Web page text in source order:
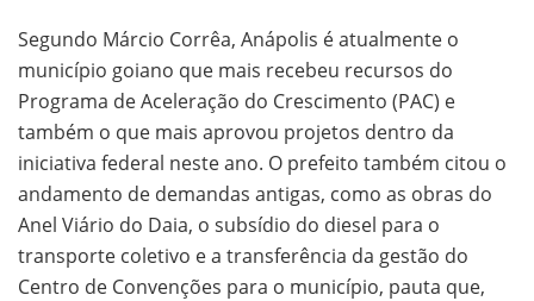
Segundo Márcio Corrêa, Anápolis é atualmente o
município goiano que mais recebeu recursos do
Programa de Aceleração do Crescimento (PAC) e
também o que mais aprovou projetos dentro da
iniciativa federal neste ano. O prefeito também citou o
andamento de demandas antigas, como as obras do
Anel Viário do Daia, o subsídio do diesel para o
transporte coletivo e a transferência da gestão do
Centro de Convenções para o município, pauta que,